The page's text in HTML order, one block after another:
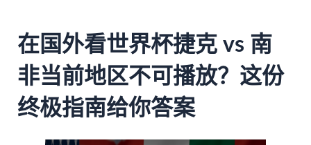
在国外看世界杯捷克 vs 南
非当前地区不可播放？这份
终极指南给你答案